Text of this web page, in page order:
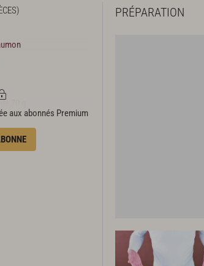
70 g
aux abonnés Premium
PRÉPARATION